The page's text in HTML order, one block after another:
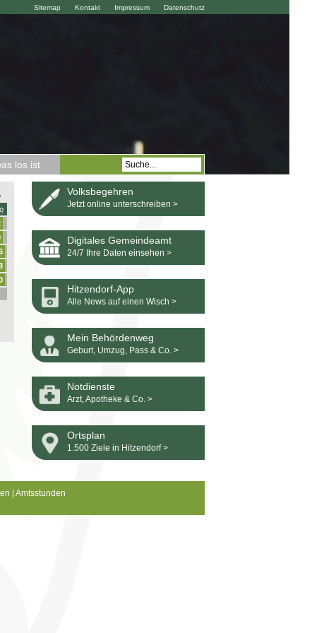
Datenschutz
Impressum
Kontakt
Sitemap
los ist
Volksbegehren
Jetzt online unterschreiben >
Digitales Gemeindeamt
24/7 Ihre Daten einsehen >
Hitzendorf-App
Alle News auf einen Wisch >
Mein Behördenweg
Geburt, Umzug, Pass & Co. >
Notdienste
Arzt, Apotheke & Co. >
Ortsplan
1.500 Ziele in Hitzendorf >
Amtsstunden